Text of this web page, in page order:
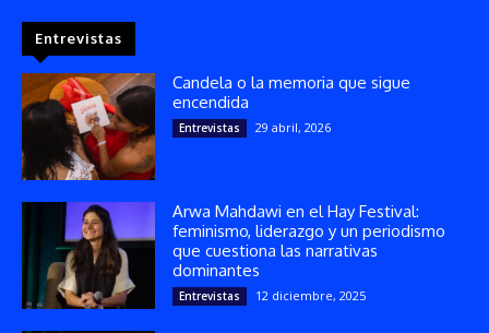
Entrevistas
Candela o la memoria que sigue
encendida
Entrevistas 29 abril, 2026
Arwa Mahdawi en el Hay Festival:
feminismo, liderazgo y un periodismo
que cuestiona las narrativas
dominantes
Entrevistas 12 diciembre, 2025